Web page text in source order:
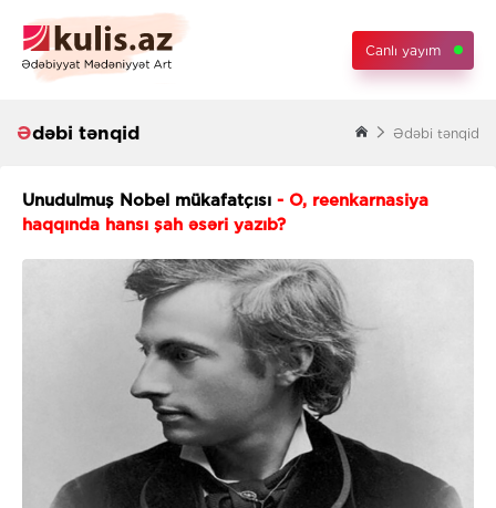
Canlı yayım
Ədəbi tənqid Ədəbi tənqid
Unudulmuş Nobel mükafatçısı - O, reenkarnasiya
haqqında hansı şah əsəri yazıb?